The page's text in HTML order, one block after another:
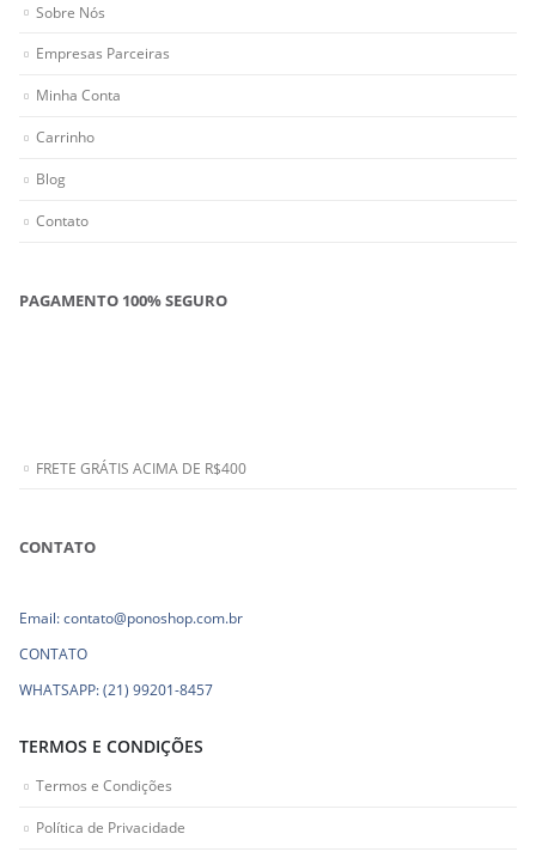
Sobre Nós
Empresas Parceiras
Minha Conta
Carrinho
Blog
Contato
PAGAMENTO 100% SEGURO
FRETE GRÁTIS ACIMA DE R$400
CONTATO
Email: contato@ponoshop.com.br
CONTATO
WHATSAPP: (21) 99201-8457
TERMOS E CONDIÇÕES
Termos e Condições
Política de Privacidade